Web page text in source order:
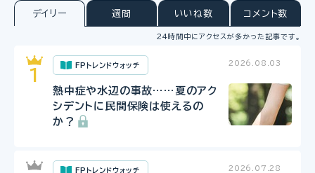
デイリー 週間 いいね数 コメント数
24時間中にアクセスが多かった記事です。
FPトレンドウォッチ 2026.08.03
熱中症や水辺の事故……夏のアク
シデントに民間保険は使えるの
か？
FPトレンドウォッチ 2026.07.28